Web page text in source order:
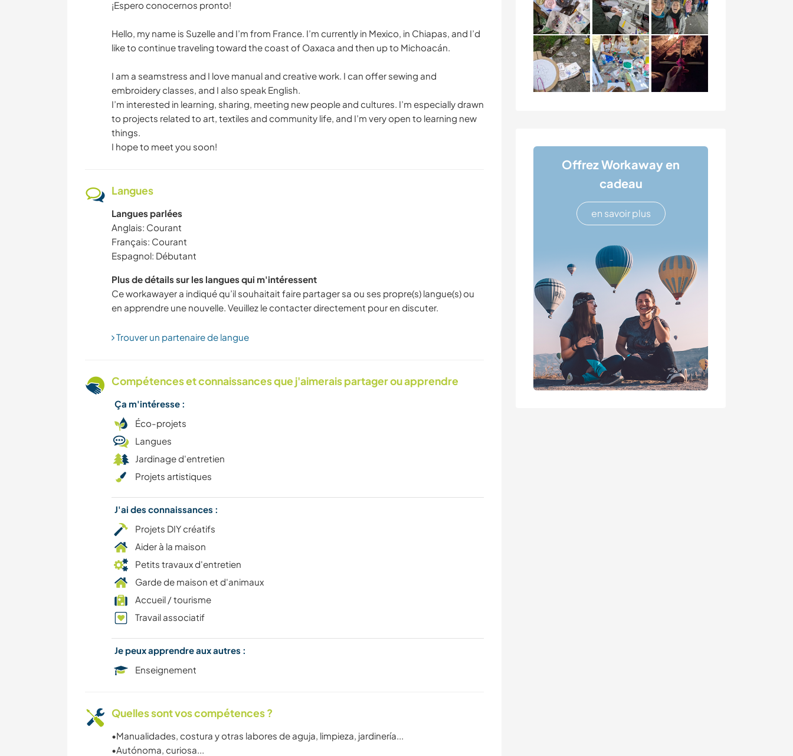
Offrez Workaway en
cadeau
en savoir plus
¡Espero conocernos pronto!
Hello, my name is Suzelle and I’m from France. I’m currently in Mexico, in Chiapas, and I’d
like to continue traveling toward the coast of Oaxaca and then up to Michoacán.
I am a seamstress and I love manual and creative work. I can offer sewing and
embroidery classes, and I also speak English.
I’m interested in learning, sharing, meeting new people and cultures. I’m especially drawn
to projects related to art, textiles and community life, and I’m very open to learning new
things.
I hope to meet you soon!
Langues
Langues parlées
Anglais: Courant
Français: Courant
Espagnol: Débutant
Plus de détails sur les langues qui m'intéressent
Ce workawayer a indiqué qu’il souhaitait faire partager sa ou ses propre(s) langue(s) ou
en apprendre une nouvelle. Veuillez le contacter directement pour en discuter.
Trouver un partenaire de langue
Compétences et connaissances que j'aimerais partager ou apprendre
Ça m'intéresse :
Éco-projets
Langues
Jardinage d'entretien
Projets artistiques
J'ai des connaissances :
Projets DIY créatifs
Aider à la maison
Petits travaux d'entretien
Garde de maison et d'animaux
Accueil / tourisme
Travail associatif
Je peux apprendre aux autres :
Enseignement
Quelles sont vos compétences ?
•Manualidades, costura y otras labores de aguja, limpieza, jardinería...
•Autónoma, curiosa...